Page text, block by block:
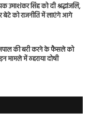
उमाशंकर सिंह को दी श्रद्धांजलि,
बेटे को राजनीति में लाएंगे आगे
की बरी करने के फैसले को
मामले में ठहराया दोषी